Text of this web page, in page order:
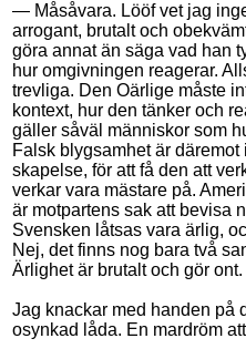
— Måsåvara. Lööf vet jag
arrogant, brutalt och
göra annat än säga vad han
hur omgivningen reagerar.
trevliga. Den Oärlige måste
kontext, hur den tänker och
gäller såväl människor som
Falsk blygsamhet är
skapelse, för att få den att
verkar vara mästare på.
är motpartens sak att bevisa
Svensken låtsas vara ärlig,
Nej, det finns nog bara två
Ärlighet är brutalt och gör ont.
Jag knackar med handen på
osynkad låda. En mardröm